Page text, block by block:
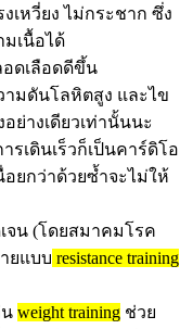
เหวี่ยง ไม่กระชาก ซึ่ง
มเนื้อได้
อดเลือดดีขึ้น
ามดันโลหิตสูง และไข
ย่างเดียวเท่านั้นนะ
รเดินเร็วก็เป็นคาร์ดิโอ
ยกว่าด้วยซ้ำจะไม่ให้
จน (โดยสมาคมโรค
ยแบบ resistance training
weight training ช่วย